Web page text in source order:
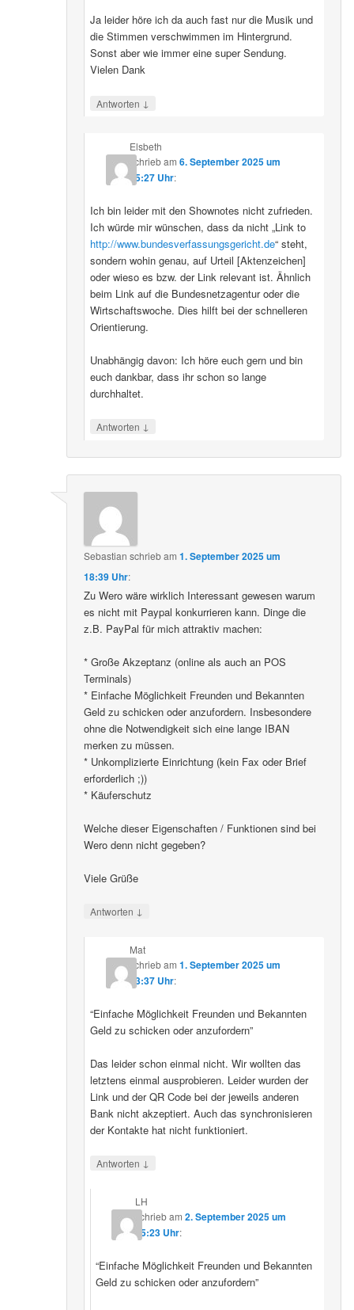
Ja leider höre ich da auch fast nur die Musik und
die Stimmen verschwimmen im Hintergrund.
Sonst aber wie immer eine super Sendung.
Vielen Dank
Antworten ↓
Elsbeth
schriebam 6. September 2025 um
15:27 Uhr:
Ich bin leider mit den Shownotes nicht zufrieden.
Ich würde mir wünschen, dass da nicht „Link to
http://www.bundesverfassungsgericht.de“ steht,
sondern wohin genau, auf Urteil [Aktenzeichen]
oder wieso es bzw. der Link relevant ist. Ähnlich
beim Link auf die Bundesnetzagentur oder die
Wirtschaftswoche. Dies hilft bei der schnelleren
Orientierung.
Unabhängig davon: Ich höre euch gern und bin
euch dankbar, dass ihr schon so lange
durchhaltet.
Antworten ↓
Sebastian schriebam1. September 2025 um
18:39 Uhr:
Zu Wero wäre wirklich Interessant gewesen warum
es nicht mit Paypal konkurrieren kann. Dinge die
z.B. PayPal für mich attraktiv machen:
* Große Akzeptanz (online als auch an POS
Terminals)
* Einfache Möglichkeit Freunden und Bekannten
Geld zu schicken oder anzufordern. Insbesondere
ohne die Notwendigkeit sich eine lange IBAN
merken zu müssen.
* Unkomplizierte Einrichtung (kein Fax oder Brief
erforderlich ;))
* Käuferschutz
Welche dieser Eigenschaften / Funktionen sind bei
Wero denn nicht gegeben?
Viele Grüße
Antworten ↓
Mat
schriebam 1. September 2025 um
23:37 Uhr:
“Einfache Möglichkeit Freunden und Bekannten
Geld zu schicken oder anzufordern”
Das leider schon einmal nicht. Wir wollten das
letztens einmal ausprobieren. Leider wurden der
Link und der QR Code bei der jeweils anderen
Bank nicht akzeptiert. Auch das synchronisieren
der Kontakte hat nicht funktioniert.
Antworten ↓
LH
schriebam2. September 2025 um
15:23 Uhr:
“Einfache Möglichkeit Freunden und Bekannten
Geld zu schicken oder anzufordern”